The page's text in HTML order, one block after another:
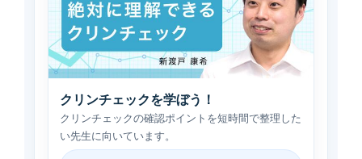
クリンチェックを学ぼう！
クリンチェックの確認ポイントを短時間で整理した
い先生に向いています。